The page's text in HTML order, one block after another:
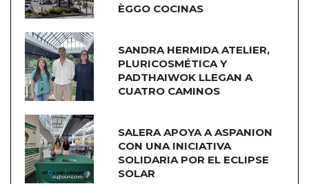
ÈGGO COCINAS
SANDRA HERMIDA ATELIER,
PLURICOSMÉTICA Y
PADTHAIWOK LLEGAN A
CUATRO CAMINOS
SALERA APOYA A ASPANION
CON UNA INICIATIVA
SOLIDARIA POR EL ECLIPSE
SOLAR